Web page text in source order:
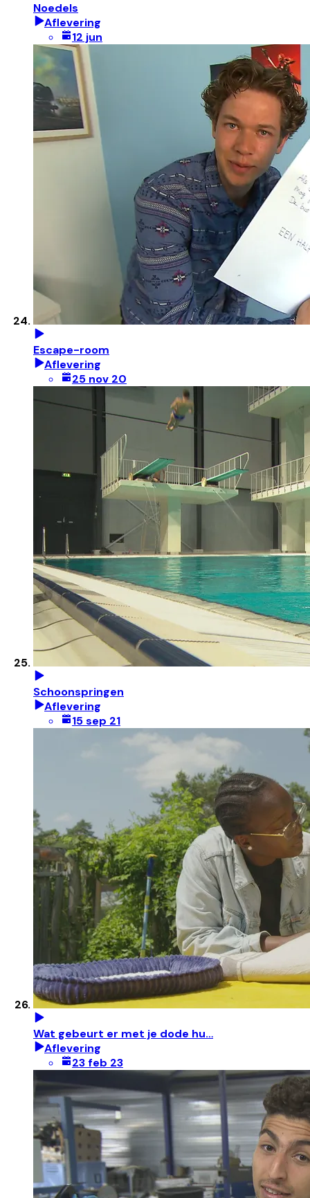
Noedels
Aflevering
12 jun
Escape-room
Aflevering
25 nov 20
Schoonspringen
Aflevering
15 sep 21
Wat gebeurt er met je dode hu…
Aflevering
23 feb 23